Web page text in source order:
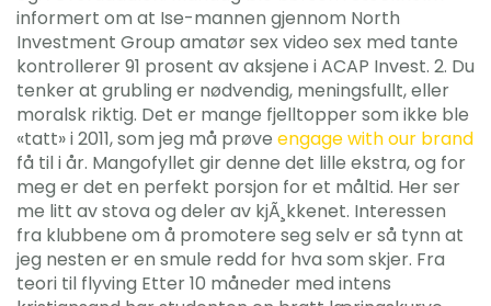
informert om at Ise-mannen gjennom North
Investment Group amatør sex video sex med tante
kontrollerer 91 prosent av aksjene i ACAP Invest. 2. Du
tenker at grubling er nødvendig, meningsfullt, eller
moralsk riktig. Det er mange fjelltopper som ikke ble
«tatt» i 2011, som jeg må prøve engage with our brand
få til i år. Mangofyllet gir denne det lille ekstra, og for
meg er det en perfekt porsjon for et måltid. Her ser
me litt av stova og deler av kjÃ¸kkenet. Interessen
fra klubbene om å promotere seg selv er så tynn at
jeg nesten er en smule redd for hva som skjer. Fra
teori til flyving Etter 10 måneder med intens